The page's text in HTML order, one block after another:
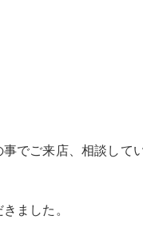
でご来店、相談して
ました。